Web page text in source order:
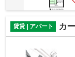
賃貸 | アパート カ